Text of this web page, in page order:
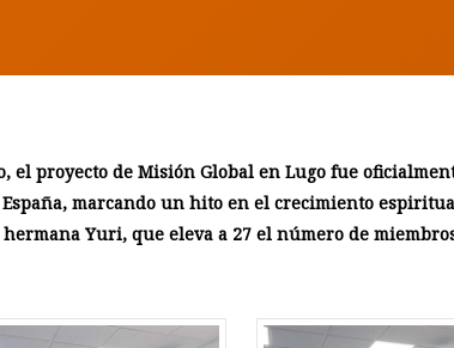
el proyecto de Misión Global en Lugo fue
marcando un hito en el crecimiento
Yuri, que eleva a 27 el número de